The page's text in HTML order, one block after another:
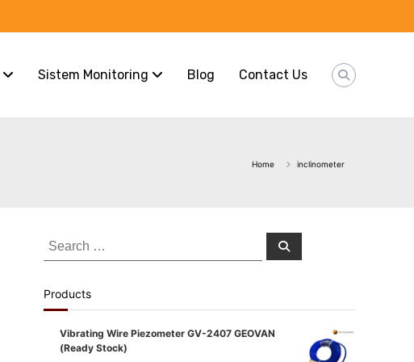
Sistem Monitoring Blog Contact Us
Home inclinometer
Search
for:
Search
Products
Vibrating Wire Piezometer GV-2407 GEOVAN
(Ready Stock)